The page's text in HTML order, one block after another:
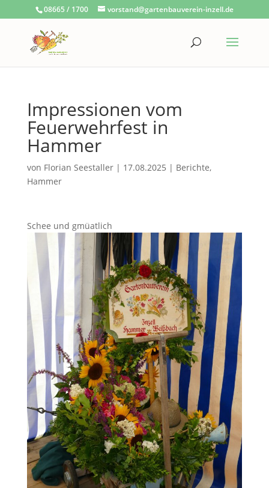
08665 / 1700 vorstand@gartenbauverein-inzell.de
Impressionen vom
Feuerwehrfest in
Hammer
von Florian Seestaller| 17.08.2025 | Berichte,
Hammer
Schee und gmüatlich